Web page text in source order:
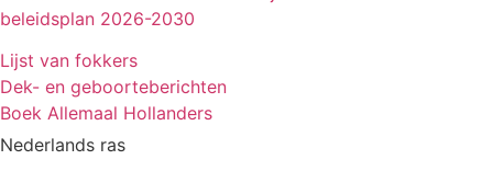
beleidsplan 2026-2030
Lijst van fokkers
Dek- en geboorteberichten
Boek Allemaal Hollanders
Nederlands ras